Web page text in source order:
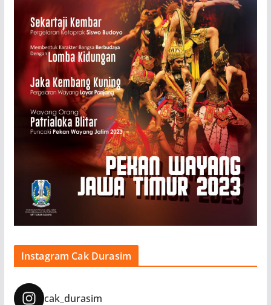
Instagram Cak Durasim
cak_durasim